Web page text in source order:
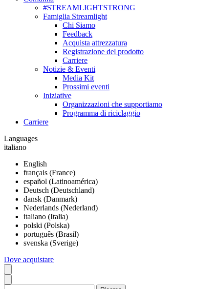
#STREAMLIGHTSTRONG
Famiglia Streamlight
Chi Siamo
Feedback
Acquista attrezzatura
Registrazione del prodotto
Carriere
Notizie & Eventi
Media Kit
Prossimi eventi
Iniziative
Organizzazioni che supportiamo
Programma di riciclaggio
Carriere
Languages
italiano
English
français (France)
español (Latinoamérica)
Deutsch (Deutschland)
dansk (Danmark)
Nederlands (Nederland)
italiano (Italia)
polski (Polska)
português (Brasil)
svenska (Sverige)
Dove acquistare